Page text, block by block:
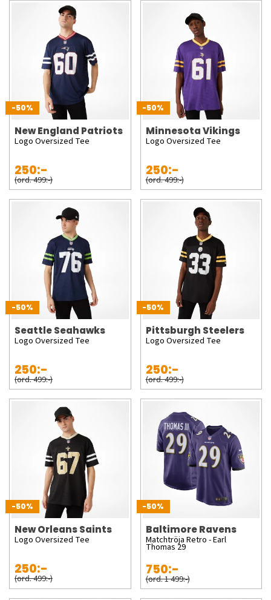
-50%
New England Patriots
Logo Oversized Tee
250:-
(ord. 499:-)
-50%
Minnesota Vikings
Logo Oversized Tee
250:-
(ord. 499:-)
-50%
Seattle Seahawks
Logo Oversized Tee
250:-
(ord. 499:-)
-50%
Pittsburgh Steelers
Logo Oversized Tee
250:-
(ord. 499:-)
-50%
New Orleans Saints
Logo Oversized Tee
250:-
(ord. 499:-)
-50%
Baltimore Ravens
Matchtröja Retro - Earl
Thomas 29
750:-
(ord. 1 499:-)